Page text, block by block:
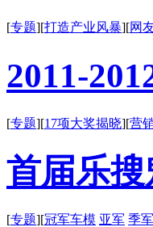
[专题][打造产业风暴][网
2011-
[专题][17项大奖揭晓][营
首届乐
[专题][冠军车模 亚军 季军